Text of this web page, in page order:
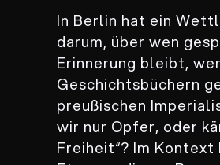
In Berlin hat ein
darum, über wen
Erinnerung bleibt,
Geschichtsbüchern
preußischen
wir nur Opfer, oder
Freiheit“? Im